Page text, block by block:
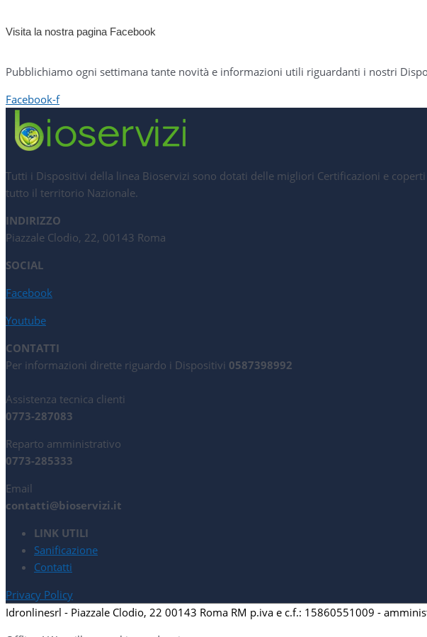
Visita la nostra pagina Facebook
Pubblichiamo ogni settimana tante novità e informazioni utili riguardanti i nostri
Facebook-f
Tutti i Dispositivi della linea Bioservizi sono dotati delle migliori Certificazioni e
tutto il territorio Nazionale.
INDIRIZZO
Piazzale Clodio, 22, 00143 Roma
SOCIAL
Facebook
Youtube
CONTATTI
Per informazioni dirette riguardo i Dispositivi 0587398992
Assistenza tecnica clienti
0773-287083
Reparto amministrativo
0773-285333
Email
contatti@bioservizi.it
LINK UTILI
Sanificazione
Contatti
Privacy Policy
Idronlinesrl - Piazzale Clodio, 22 00143 Roma RM p.iva e c.f.: 15860551009 -